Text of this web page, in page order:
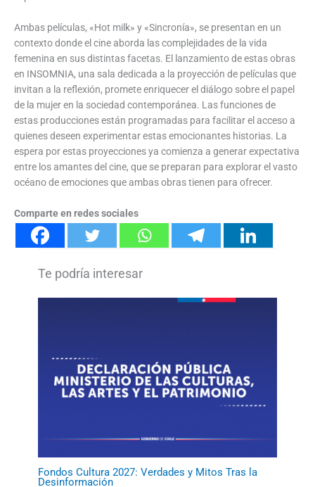
Ambas películas, «Hot milk» y «Sincronía», se presentan en un
contexto donde el cine aborda las complejidades de la vida
femenina en sus distintas facetas. El lanzamiento de estas obras
en INSOMNIA, una sala dedicada a la proyección de películas que
invitan a la reflexión, promete enriquecer el diálogo sobre el papel
de la mujer en la sociedad contemporánea. Las funciones de
estas producciones están programadas para facilitar el acceso a
quienes deseen experimentar estas emocionantes historias. La
espera por estas proyecciones ya comienza a generar expectativa
entre los amantes del cine, que se preparan para explorar el vasto
océano de emociones que ambas obras tienen para ofrecer.
Comparte en redes sociales
Fondos Cultura 2027: Verdades y Mitos Tras la
Desinformación